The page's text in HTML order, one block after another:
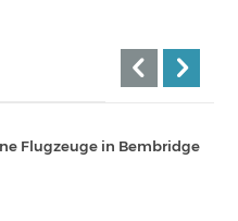
Flugzeuge in Bembridge